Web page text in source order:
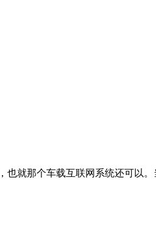
也就那个车载互联网系统还可以